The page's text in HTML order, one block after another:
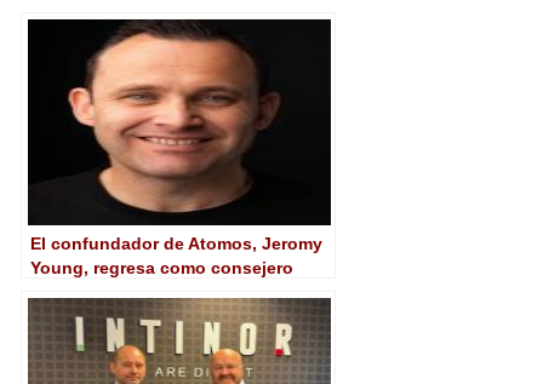
El confundador de Atomos, Jeromy
Young, regresa como consejero